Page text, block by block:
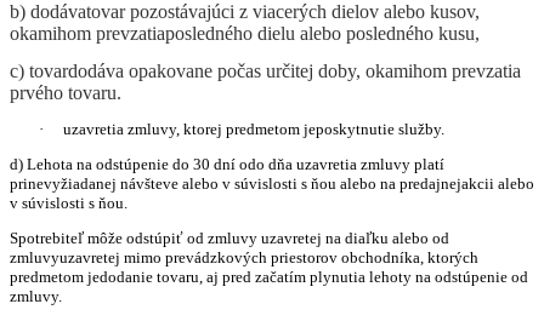
b) dodávatovar pozostávajúci z viacerých dielov alebo kusov,
okamihom prevzatiaposledného dielu alebo posledného kusu,
c) tovardodáva opakovane počas určitej doby, okamihom prevzatia
prvého tovaru.
·
uzavretia zmluvy, ktorej predmetom jeposkytnutie služby.
d) Lehota na odstúpenie do 30 dní odo dňa uzavretia zmluvy platí
prinevyžiadanej návšteve alebo v súvislosti s ňou alebo na predajnejakcii alebo
v súvislosti s ňou.
Spotrebiteľ môže odstúpiť od zmluvy uzavretej na diaľku alebo od
zmluvyuzavretej mimo prevádzkových priestorov obchodníka, ktorých
predmetom jedodanie tovaru, aj pred začatím plynutia lehoty na odstúpenie od
zmluvy.